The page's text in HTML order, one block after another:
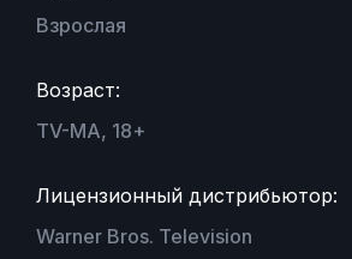
Взрослая
Возраст:
TV-MA, 18+
Лицензионный дистрибьютор:
Warner Bros. Television